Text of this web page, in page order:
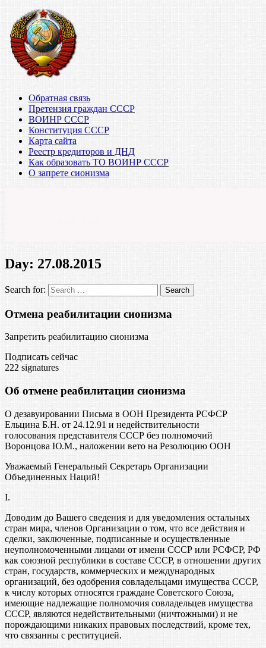
Обратная связь
Претензия граждан СССР
ВОИНР СССР
Конституция СССР
Карта сайта
Реестр кредиторов и ДНД
Как образовать ТО ВОИНР СССР
О запрете сионизма
Day: 27.08.2015
Search for:
Отмена реабилитации сионизма
Запретить реабилитацию сионизма
Подписать сейчас
222 signatures
Об отмене реабилитации сионизма
О дезавуировании Письма в ООН Президента РСФСР
Ельцина Б.Н. от 24.12.91 и недействительности
голосования представителя СССР без полномочий
Воронцова Ю.М., наложении вето на Резолюцию ООН
Уважаемый Генеральный Секретарь Организации
Объединенных Наций!
I.
Доводим до Вашего сведения и для уведомления остальных
стран мира, членов Организации о том, что все действия и
сделки, заключенные, подписанные и осуществленные
неуполномоченными лицами от имени СССР или РСФСР, РФ
как союзной республики в составе СССР, в отношении других
стран, государств, коммерческих и международных
организаций, без одобрения совладельцами имущества СССР,
к числу которых относятся граждане Советского Союза,
имеющие надлежащие полномочия совладельцев имущества
СССР, являются недействительными (ничтожными) и не
порождающими никаких правовых последствий, кроме тех,
что связанны с реституцией.